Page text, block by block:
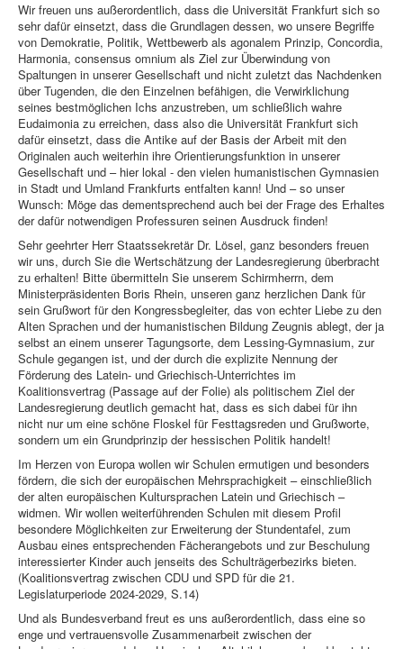
Wir freuen uns außerordentlich, dass die Universität Frankfurt sich so
sehr dafür einsetzt, dass die Grundlagen dessen, wo unsere Begriffe
von Demokratie, Politik, Wettbewerb als agonalem Prinzip, Concordia,
Harmonia, consensus omnium als Ziel zur Überwindung von
Spaltungen in unserer Gesellschaft und nicht zuletzt das Nachdenken
über Tugenden, die den Einzelnen befähigen, die Verwirklichung
seines bestmöglichen Ichs anzustreben, um schließlich wahre
Eudaimonia zu erreichen, dass also die Universität Frankfurt sich
dafür einsetzt, dass die Antike auf der Basis der Arbeit mit den
Originalen auch weiterhin ihre Orientierungsfunktion in unserer
Gesellschaft und – hier lokal - den vielen humanistischen Gymnasien
in Stadt und Umland Frankfurts entfalten kann! Und – so unser
Wunsch: Möge das dementsprechend auch bei der Frage des Erhaltes
der dafür notwendigen Professuren seinen Ausdruck finden!
Sehr geehrter Herr Staatssekretär Dr. Lösel, ganz besonders freuen
wir uns, durch Sie die Wertschätzung der Landesregierung überbracht
zu erhalten! Bitte übermitteln Sie unserem Schirmherrn, dem
Ministerpräsidenten Boris Rhein, unseren ganz herzlichen Dank für
sein Grußwort für den Kongressbegleiter, das von echter Liebe zu den
Alten Sprachen und der humanistischen Bildung Zeugnis ablegt, der ja
selbst an einem unserer Tagungsorte, dem Lessing-Gymnasium, zur
Schule gegangen ist, und der durch die explizite Nennung der
Förderung des Latein- und Griechisch-Unterrichtes im
Koalitionsvertrag (Passage auf der Folie) als politischem Ziel der
Landesregierung deutlich gemacht hat, dass es sich dabei für ihn
nicht nur um eine schöne Floskel für Festtagsreden und Grußworte,
sondern um ein Grundprinzip der hessischen Politik handelt!
Im Herzen von Europa wollen wir Schulen ermutigen und besonders
fördern, die sich der europäischen Mehrsprachigkeit – einschließlich
der alten europäischen Kultursprachen Latein und Griechisch –
widmen. Wir wollen weiterführenden Schulen mit diesem Profil
besondere Möglichkeiten zur Erweiterung der Stundentafel, zum
Ausbau eines entsprechenden Fächerangebots und zur Beschulung
interessierter Kinder auch jenseits des Schulträgerbezirks bieten.
(Koalitionsvertrag zwischen CDU und SPD für die 21.
Legislaturperiode 2024-2029, S.14)
Und als Bundesverband freut es uns außerordentlich, dass eine so
enge und vertrauensvolle Zusammenarbeit zwischen der